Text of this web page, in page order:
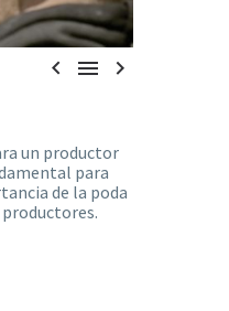
  
un productor
para
de la poda